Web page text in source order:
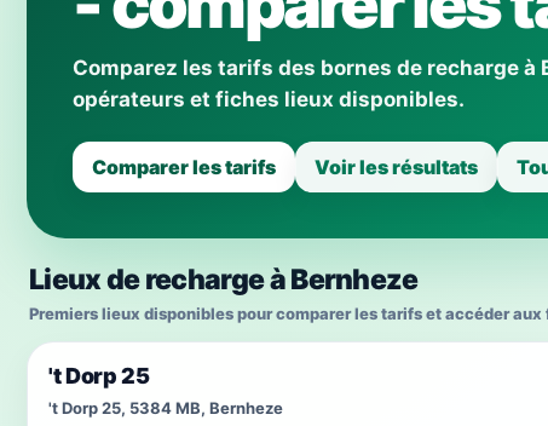
Comparez les tarifs des bornes de recharge
opérateurs et fiches lieux disponibles.
Comparer les tarifs Voir les résultats
Lieux de recharge à Bernheze
Premiers lieux disponibles pour comparer les tarifs et accéder
't Dorp 25
't Dorp 25, 5384 MB, Bernheze